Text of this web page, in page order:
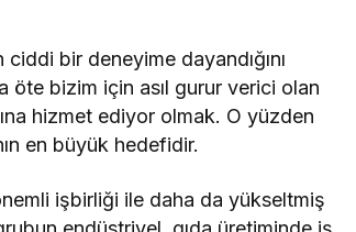
bir deneyime dayandığını
bizim için asıl gurur verici olan
hizmet ediyor olmak. O yüzden
en büyük hedefidir.
işbirliği ile daha da yükseltmiş